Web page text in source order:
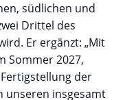
südlichen und
Drittel des
Er ergänzt: „Mit
Sommer 2027,
der
unseren insgesamt